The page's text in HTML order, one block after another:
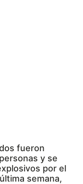
fueron
y se
por el
semana,